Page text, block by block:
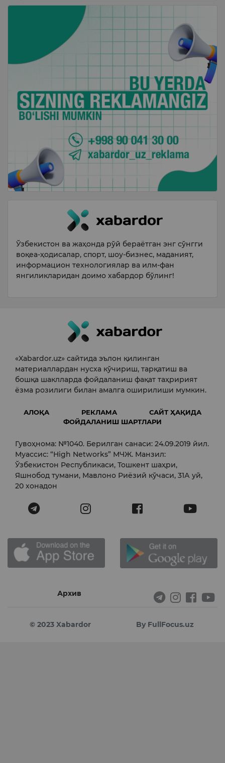
Ўзбекистон ва жаҳонда рўй бераётган энг сўнгги
воқеа-ҳодисалар, спорт, шоу-бизнес, маданият,
информацион технологиялар ва илм-фан
янгиликларидан доимо хабардор бўлинг!
«Xabardor.uz» сайтида эълон қилинган
материаллардан нусха кўчириш, тарқатиш ва
бошқа шаклларда фойдаланиш фақат таҳририят
ёзма розилиги билан амалга оширилиши мумкин.
АЛОҚА РЕКЛАМА
САЙТ ҲАҚИДА
ФОЙДАЛАНИШ ШАРТЛАРИ
Гувоҳнома: №1040. Берилган санаси: 24.09.2019 йил.
Муассис: “High Networks” МЧЖ. Манзил:
Ўзбекистон Республикаси, Тошкент шаҳри,
Яшнобод тумани, Мавлоно Риёзий кўчаси, 31А уй,
20 хонадон
Архив
© 2023 Xabardor By FullFocus.uz